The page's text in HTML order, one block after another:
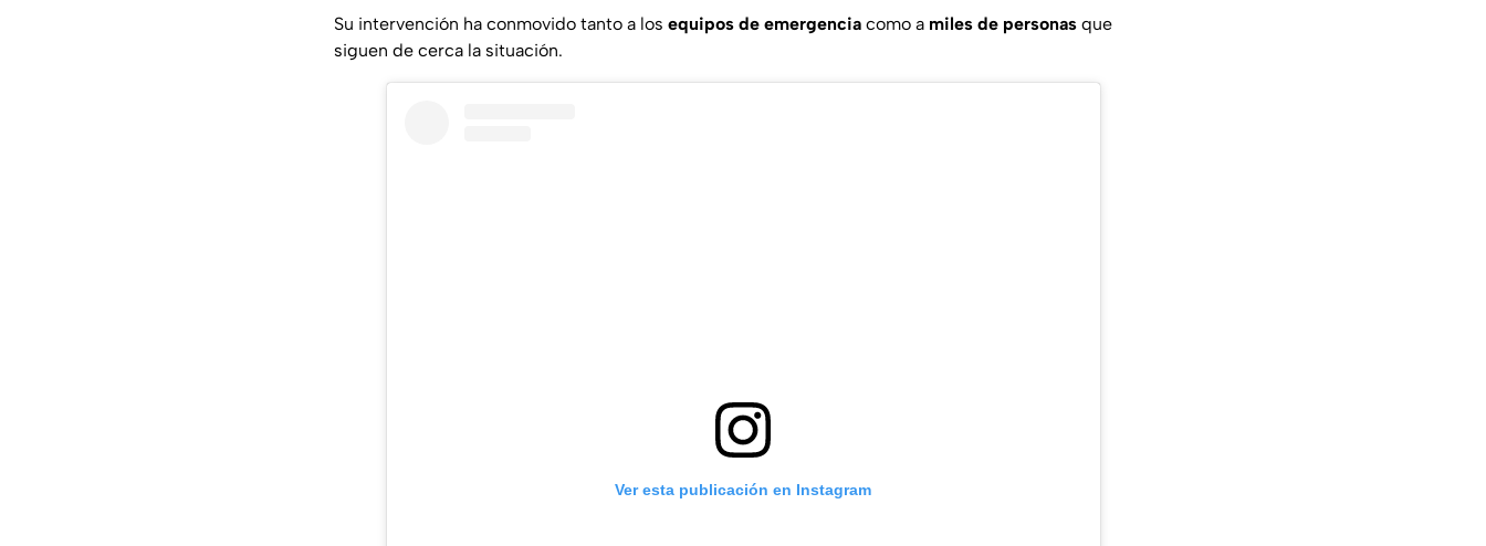
Su intervención ha conmovido tanto a los equipos de emergencia como a miles de personas que
siguen de cerca la situación.
Ver esta publicación en Instagram